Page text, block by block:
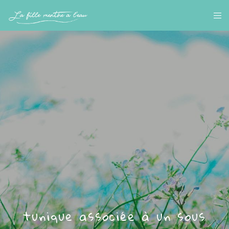
tunique associée à un sous